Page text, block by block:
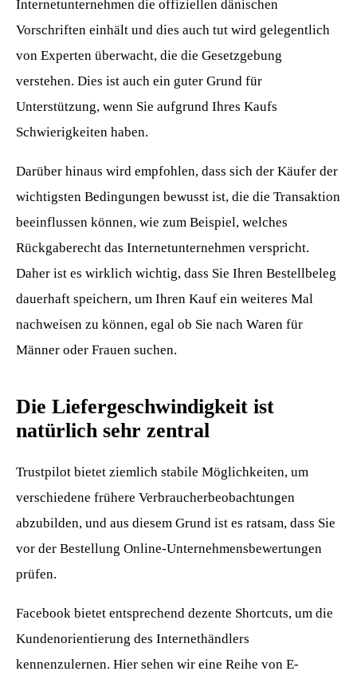
Internetunternehmen die offiziellen dänischen
Vorschriften einhält und dies auch tut wird gelegentlich
von Experten überwacht, die die Gesetzgebung
verstehen. Dies ist auch ein guter Grund für
Unterstützung, wenn Sie aufgrund Ihres Kaufs
Schwierigkeiten haben.
Darüber hinaus wird empfohlen, dass sich der Käufer der
wichtigsten Bedingungen bewusst ist, die die Transaktion
beeinflussen können, wie zum Beispiel, welches
Rückgaberecht das Internetunternehmen verspricht.
Daher ist es wirklich wichtig, dass Sie Ihren Bestellbeleg
dauerhaft speichern, um Ihren Kauf ein weiteres Mal
nachweisen zu können, egal ob Sie nach Waren für
Männer oder Frauen suchen.
Die Liefergeschwindigkeit ist
natürlich sehr zentral
Trustpilot bietet ziemlich stabile Möglichkeiten, um
verschiedene frühere Verbraucherbeobachtungen
abzubilden, und aus diesem Grund ist es ratsam, dass Sie
vor der Bestellung Online-Unternehmensbewertungen
prüfen.
Facebook bietet entsprechend dezente Shortcuts, um die
Kundenorientierung des Internethändlers
kennenzulernen. Hier sehen wir eine Reihe von E-